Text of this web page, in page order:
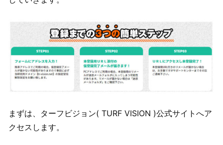
まずは、ターフビジョン( TURF VISION )公式サイトへア
クセスします。